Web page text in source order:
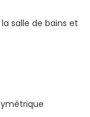
salle de bains et